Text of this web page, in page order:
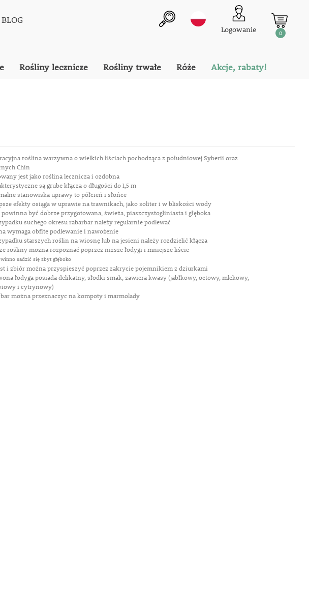
BLOG
Logowanie 0
Rośliny lecznicze Rośliny trwałe Róże Akcje, rabaty!
roślina warzywna o wielkich liściach pochodząca z południowej Syberii oraz
Chin
jest jako roślina lecznicza i ozdobna
są grube kłącza o długości do 1,5 m
stanowiska uprawy to półcień i słońce
efekty osiąga w uprawie na trawnikach, jako soliter i w bliskości wody
powinna być dobrze przygotowana, świeża, piaszczystogliniasta i głęboka
suchego okresu rabarbar należy regularnie podlewać
wymaga obfite podlewanie i nawożenie
starszych roślin na wiosnę lub na jesieni należy rozdzielić kłącza
rośliny można rozpoznać poprzez niższe łodygi i mniejsze liście
sadzić się zbyt głęboko
i zbiór można przyspieszyć poprzez zakrycie pojemnikiem z dziurkami
łodyga posiada delikatny, słodki smak, zawiera kwasy (jabłkowy, octowy, mlekowy,
i cytrynowy)
można przeznaczyc na kompoty i marmolady